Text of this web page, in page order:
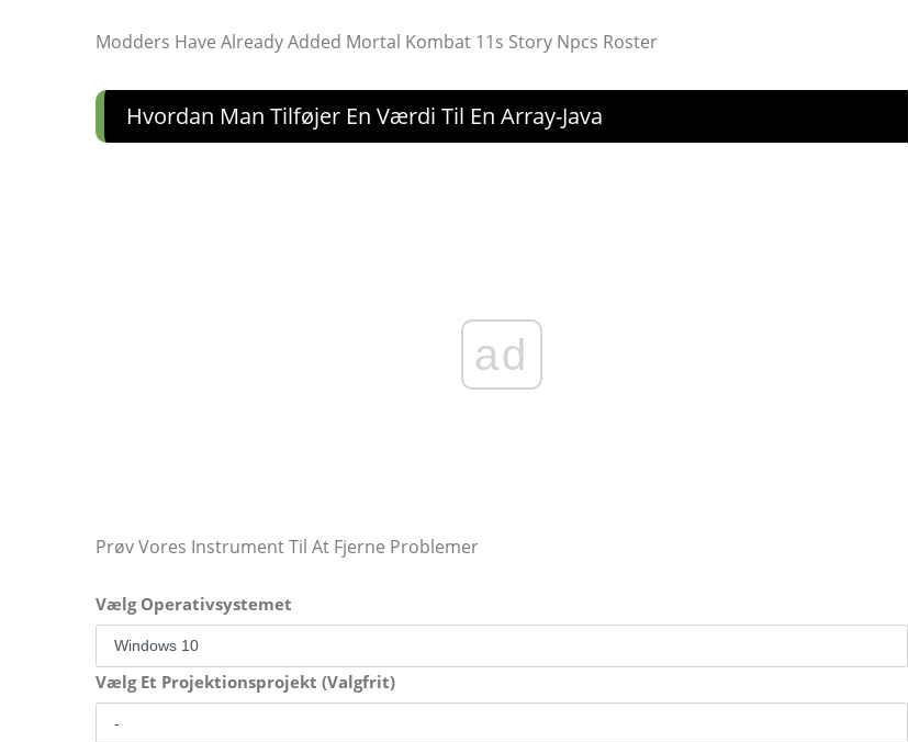
Modders Have Already Added Mortal Kombat 11s Story Npcs Roster
Hvordan Man Tilføjer En Værdi Til En Array-Java
ad
Prøv Vores Instrument Til At Fjerne Problemer
Vælg Operativsystemet
Vælg Et Projektionsprojekt (Valgfrit)